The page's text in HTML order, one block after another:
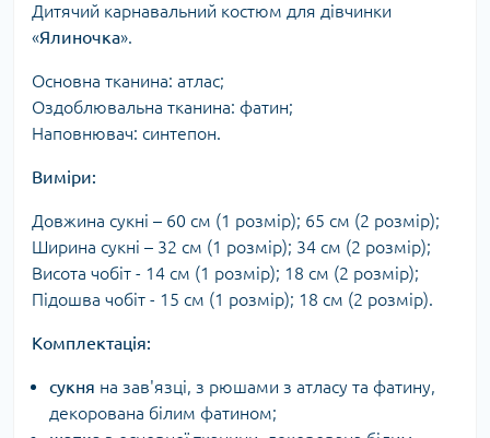
Дитячий карнавальний костюм для дівчинки
«Ялиночка».
Основна тканина: атлас;
Оздоблювальна тканина: фатин;
Наповнювач: синтепон.
Виміри:
Довжина сукні – 60 см (1 розмір); 65 см (2 розмір);
Ширина сукні – 32 см (1 розмір); 34 см (2 розмір);
Висота чобіт - 14 см (1 розмір); 18 см (2 розмір);
Підошва чобіт - 15 см (1 розмір); 18 см (2 розмір).
Комплектація:
сукня на зав'язці, з рюшами з атласу та фатину,
декорована білим фатином;